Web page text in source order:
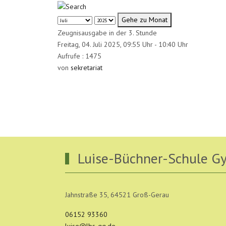
Gehe zu Monat
Zeugnisausgabe in der 3. Stunde
Freitag, 04. Juli 2025, 09:55 Uhr - 10:40 Uhr
Aufrufe : 1475
von sekretariat
Luise-Büchner-Schule
Jahnstraße 35, 64521 Groß-Gerau
06152 93360